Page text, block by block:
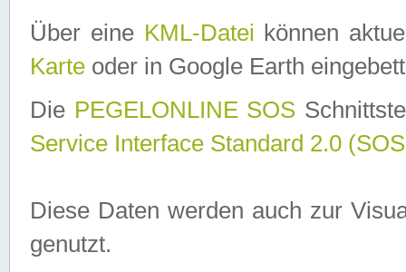
Über eine KML-Datei können
Karte oder in Google Earth
Die PEGELONLINE SOS
Service Interface Standard 2.0
Diese Daten werden auch zur
genutzt.